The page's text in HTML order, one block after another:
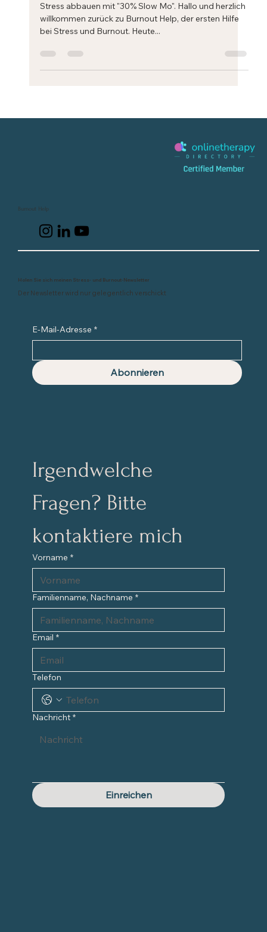
Stress abbauen mit "30% Slow Mo". Hallo und herzlich
willkommen zurück zu Burnout Help, der ersten Hilfe
bei Stress und Burnout. Heute...
Irgendwelche
Fragen? Bitte
kontaktiere mich
Vorname *
Familienname, Nachname *
Email *
Telefon
Nachricht *
Einreichen
Holen Sie sich meinen Stress- und Burnout-Newsletter
Der Newsletter wird nur gelegentlich verschickt
E-Mail-Adresse *
Abonnieren
Burnout Help